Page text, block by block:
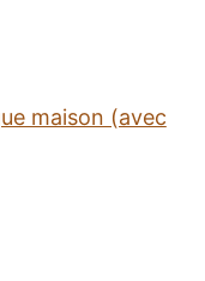
maison (avec